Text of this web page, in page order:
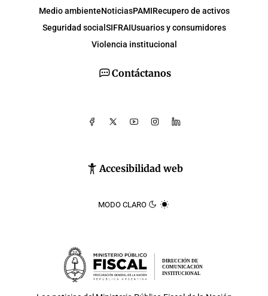
Contáctanos
Accesibilidad web
MODO CLARO
Medio ambienteNoticiasPAMIRecupero de activos
Seguridad social SIFRAIUsuarios y consumidores
Violencia institucional
DIRECCIÓN DE
COMUNICACIÓN
INSTITUCIONAL